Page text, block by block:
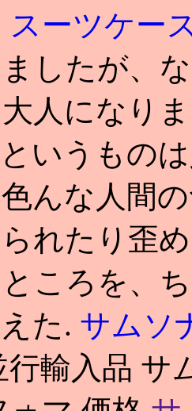
スーツケー
したが、
人になり
いうもの
んな人間
れたり歪
ころを、
た. サムソ
行輸入品 サ